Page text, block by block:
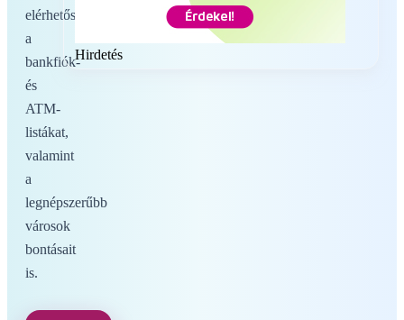
elérhetőségeket,
a
bankfiók-
és
ATM-
listákat,
valamint
a
legnépszerűbb
városok
bontásait
is.
Hirdetés